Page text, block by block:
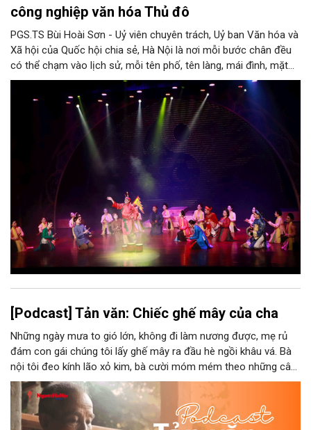
công nghiệp văn hóa Thủ đô
PGS.TS Bùi Hoài Sơn - Uỷ viên chuyên trách, Uỷ ban Văn hóa và
Xã hội của Quốc hội chia sẻ, Hà Nội là nơi mỗi bước chân đều
có thể chạm vào lịch sử, mỗi tên phố, tên làng, mái đình, mặt
hồ, nếp nhà, câu hát, món ăn, làn điệu, nghề thủ công đều có
thể kể một câu chuyện về chiều sâu văn hiến của dân tộc.
Nhưng trong kỷ nguyên mới, câu hỏi đặt ra không chỉ Hà Nội có
bao nhiêu di sản, bao nhiêu văn nghệ sĩ, trí thức, không gian ký
ức, mà là làm thế nào để những giá trị ấy trở thành nguồn lực
phát triển, thành sức mạnh mềm, thành động lực sáng tạo,
thành năng lực cạnh tranh của Thủ đô.
[Podcast] Tản văn: Chiếc ghế mây của cha
Những ngày mưa to gió lớn, không đi làm nương được, mẹ rủ
đám con gái chúng tôi lấy ghế mây ra đầu hè ngồi khâu vá. Bà
nội tôi đeo kính lão xỏ kim, bà cười móm mém theo những câu
chuyện kể tếu táo của đám trẻ chúng tôi. Chiếc ghế mây phát
ra âm thanh kin kít chịu đựng sức nặng cơ thể con người theo
những điệu cười khúc khích.